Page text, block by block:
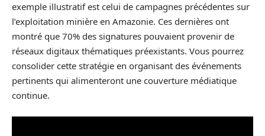
exemple illustratif est celui de campagnes précédentes sur
l’exploitation minière en Amazonie. Ces dernières ont
montré que 70% des signatures pouvaient provenir de
réseaux digitaux thématiques préexistants. Vous pourrez
consolider cette stratégie en organisant des événements
pertinents qui alimenteront une couverture médiatique
continue.